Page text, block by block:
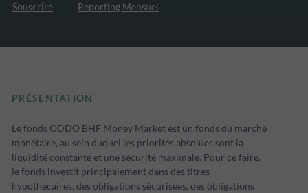
Souscrire Reporting Mensuel
PRÉSENTATION
Le fonds ODDO BHF Money Market est un fonds du marché
monétaire, au sein duquel les priorités absolues sont la
liquidité constante et une sécurité maximale. Pour ce faire,
le fonds investit principalement dans des titres
hypothécaires, des obligations sécurisées, des obligations